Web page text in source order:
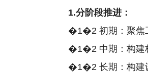
1.分阶段推进：
�1�2 初期：聚焦
�1�2 中期：构建
�1�2 长期：构建